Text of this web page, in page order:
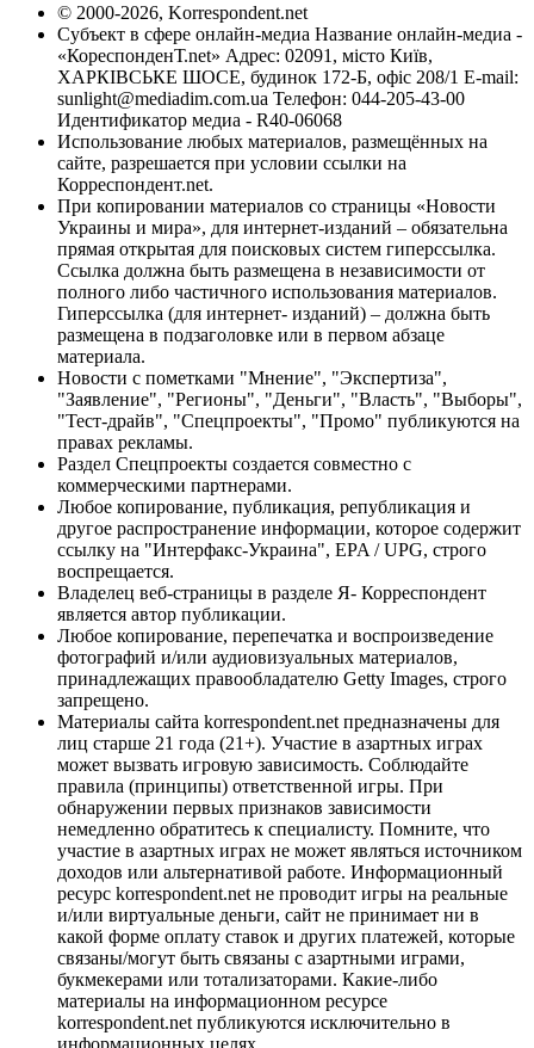
© 2000-2026, Korrespondent.net
Субъект в сфере онлайн-медиа Название онлайн-медиа -
«КореспонденТ.net» Адрес: 02091, місто Київ,
ХАРКІВСЬКЕ ШОСЕ, будинок 172-Б, офіс 208/1 E-mail:
sunlight@mediadim.com.ua Телефон: 044-205-43-00
Идентификатор медиа - R40-06068
Использование любых материалов, размещённых на
сайте, разрешается при условии ссылки на
Корреспондент.net.
При копировании материалов со страницы «Новости
Украины и мира», для интернет-изданий – обязательна
прямая открытая для поисковых систем гиперссылка.
Ссылка должна быть размещена в независимости от
полного либо частичного использования материалов.
Гиперссылка (для интернет- изданий) – должна быть
размещена в подзаголовке или в первом абзаце
материала.
Новости с пометками "Мнение", "Экспертиза",
"Заявление", "Регионы", "Деньги", "Власть", "Выборы",
"Тест-драйв", "Спецпроекты", "Промо" публикуются на
правах рекламы.
Раздел Спецпроекты создается совместно с
коммерческими партнерами.
Любое копирование, публикация, републикация и
другое распространение информации, которое содержит
ссылку на "Интерфакс-Украина", EPA / UPG, строго
воспрещается.
Владелец веб-страницы в разделе Я- Корреспондент
является автор публикации.
Любое копирование, перепечатка и воспроизведение
фотографий и/или аудиовизуальных материалов,
принадлежащих правообладателю Getty Images, строго
запрещено.
Материалы сайта korrespondent.net предназначены для
лиц старше 21 года (21+). Участие в азартных играх
может вызвать игровую зависимость. Соблюдайте
правила (принципы) ответственной игры. При
обнаружении первых признаков зависимости
немедленно обратитесь к специалисту. Помните, что
участие в азартных играх не может являться источником
доходов или альтернативой работе. Информационный
ресурс korrespondent.net не проводит игры на реальные
и/или виртуальные деньги, сайт не принимает ни в
какой форме оплату ставок и других платежей, которые
связаны/могут быть связаны с азартными играми,
букмекерами или тотализаторами. Какие-либо
материалы на информационном ресурсе
korrespondent.net публикуются исключительно в
информационных целях.